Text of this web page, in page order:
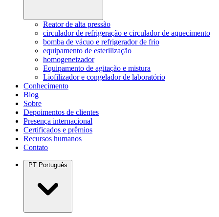
Reator de alta pressão
circulador de refrigeração e circulador de aquecimento
bomba de vácuo e refrigerador de frio
equipamento de esterilização
homogeneizador
Equipamento de agitação e mistura
Liofilizador e congelador de laboratório
Conhecimento
Blog
Sobre
Depoimentos de clientes
Presença internacional
Certificados e prêmios
Recursos humanos
Contato
PT Português